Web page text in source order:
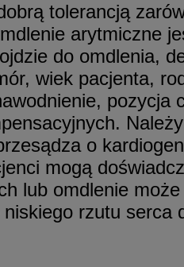
tolerancją
arytmiczne
do omdlenia,
wiek pacjenta,
pozycja
o
mogą
lub omdlenie
rzutu serca